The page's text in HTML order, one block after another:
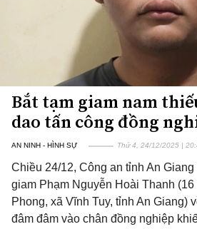
Bắt tạm giam nam
dao tấn công đồng
AN NINH - HÌNH SỰ Thứ 4, 24/12/2025 |
Chiều 24/12, Công an tỉnh An
giam Phạm Nguyễn Hoài Thanh (16
Phong, xã Vĩnh Tuy, tỉnh An Giang)
đâm đâm vào chân đồng nghiệp